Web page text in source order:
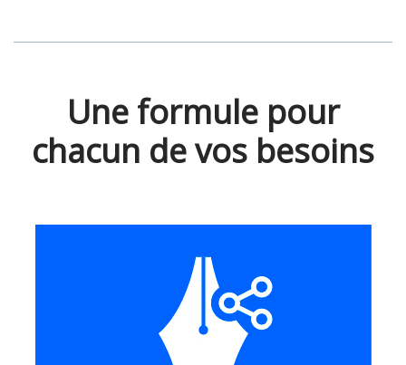
Une formule pour
chacun de vos besoins